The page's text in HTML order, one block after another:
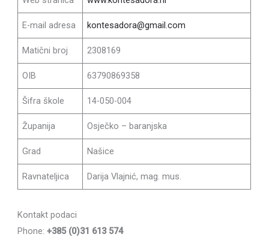
E-mail adresa kontesadora@gmail.com
Matični broj 2308169
OIB 63790869358
Šifra škole 14-050-004
Županija Osječko – baranjska
Grad Našice
Ravnateljica Darija Vlajnić, mag. mus.
Kontakt podaci
Phone:+385 (0)31 613 574